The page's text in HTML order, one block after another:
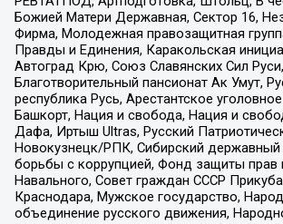
Божией Матери Державная, Сектор 16,
Фирма, Молодежная правозащитная
Правды и Единения, Каракольская
Автоград Крю, Союз Славянских Сил
Благотворительный пансионат Ак Умут,
республика Русь, Арестантское
Башкорт, Нация и свобода, Нация и
Дафа, Иртыш Ultras, Русский
Новокузнецк/РПК, Сибирский
борьбы с коррупцией, Фонд защиты
Навального, Совет граждан СССР
Краснодара, Мужское государство,
объединение русского движения,